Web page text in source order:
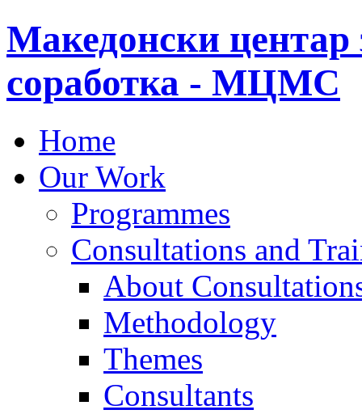
Македонски центар
соработка - МЦМС
Home
Our Work
Programmes
Consultations and
About
Methodology
Themes
Consultants